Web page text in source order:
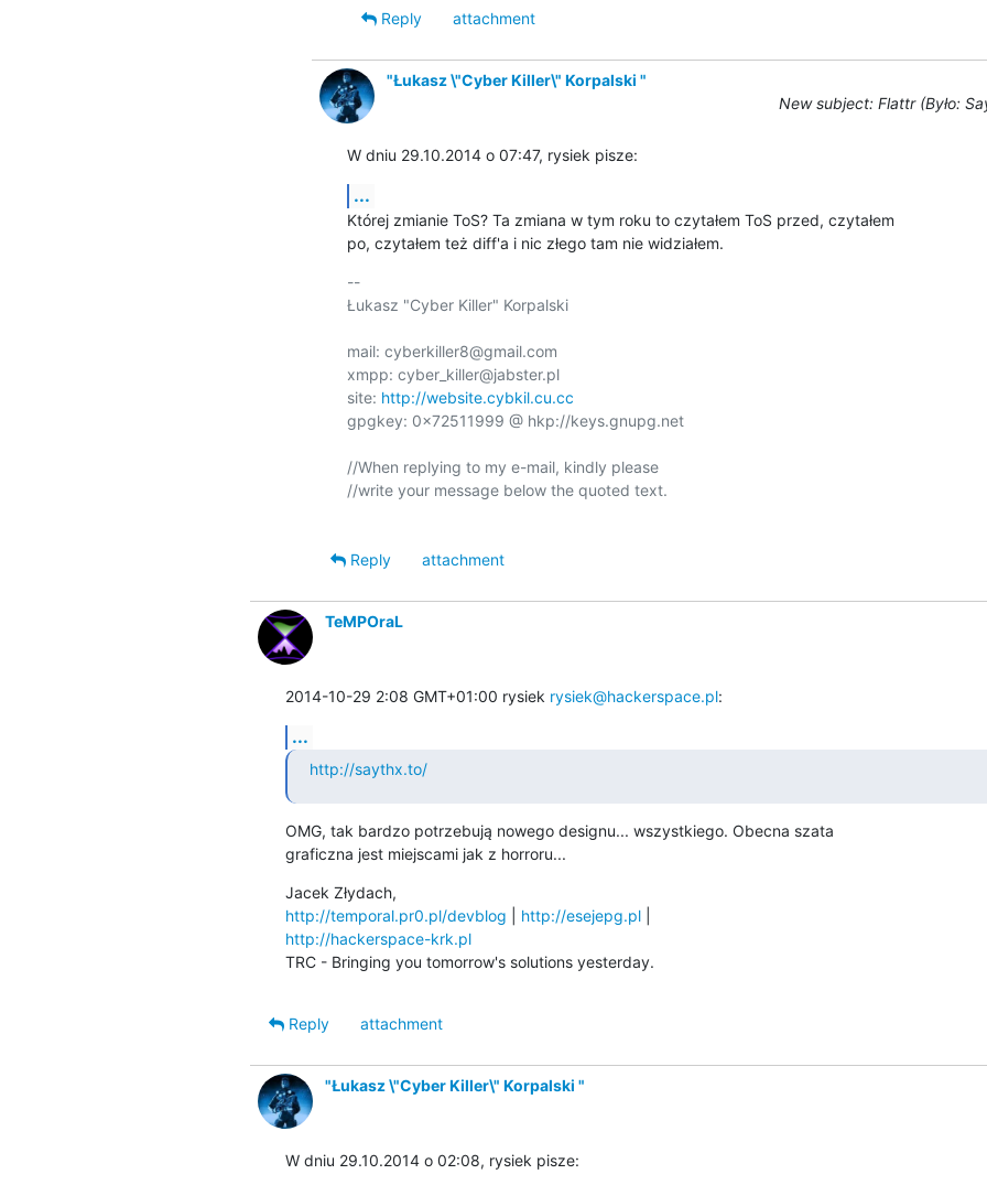
Reply
attachment
"Łukasz \"Cyber Killer\" Korpalski "
New subject: Flattr (Było:
W dniu 29.10.2014 o 07:47, rysiek pisze:
...
Której zmianie ToS? Ta zmiana w tym roku to czytałem ToS przed, czytałem
po, czytałem też diff'a i nic złego tam nie widziałem.
--
Łukasz "Cyber Killer" Korpalski
mail: cyberkiller8@gmail.com
xmpp: cyber_killer@jabster.pl
site: http://website.cybkil.cu.cc
gpgkey: 0x72511999 @ hkp://keys.gnupg.net
//When replying to my e-mail, kindly please
//write your message below the quoted text.
Reply
attachment
TeMPOraL
2014-10-29 2:08 GMT+01:00 rysiek rysiek@hackerspace.pl:
...
http://saythx.to/
OMG, tak bardzo potrzebują nowego designu... wszystkiego. Obecna szata
graficzna jest miejscami jak z horroru...
http://temporal.pr0.pl/devblog
http://esejepg.pl
http://hackerspace-krk.pl
TRC - Bringing you tomorrow's solutions yesterday.
Reply
attachment
"Łukasz \"Cyber Killer\" Korpalski "
W dniu 29.10.2014 o 02:08, rysiek pisze: